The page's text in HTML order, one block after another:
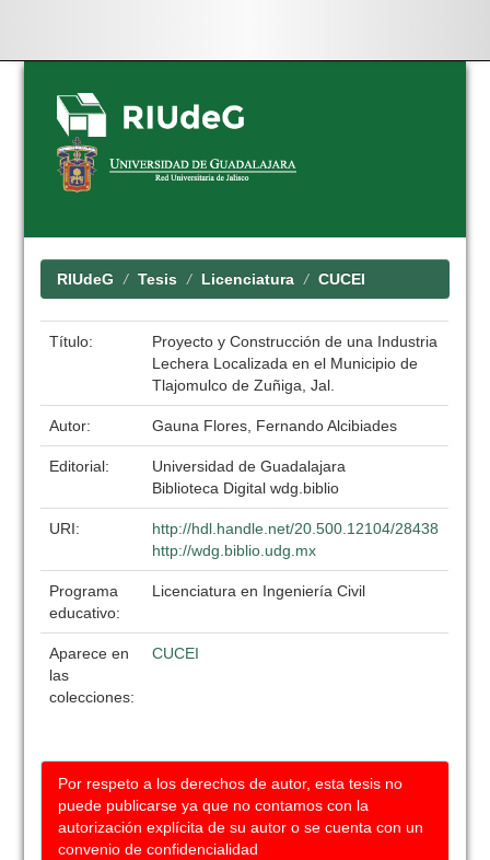
Skip
navigation
RIUdeG Tesis Licenciatura CUCEI
Título:
Proyecto y Construcción de una Industria
Lechera Localizada en el Municipio de
Tlajomulco de Zuñiga, Jal.
Autor: Gauna Flores, Fernando Alcibiades
Editorial:
Universidad de Guadalajara
Biblioteca Digital wdg.biblio
URI:
http://hdl.handle.net/20.500.12104/28438
http://wdg.biblio.udg.mx
Programa
educativo:
Licenciatura en Ingeniería Civil
Aparece en
las
colecciones:
CUCEI
Por respeto a los derechos de autor, esta tesis no
puede publicarse ya que no contamos con la
autorización explícita de su autor o se cuenta con un
convenio de confidencialidad